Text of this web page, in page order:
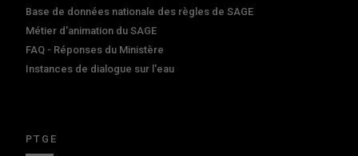
Base de données nationale des règles de SAGE
Métier d'animation du SAGE
FAQ - Réponses du Ministère
Instances de dialogue sur l'eau
PTGE